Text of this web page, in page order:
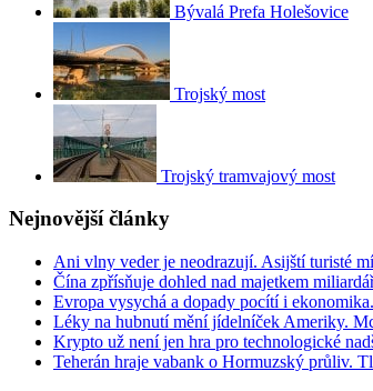
Bývalá Prefa Holešovice
Trojský most
Trojský tramvajový most
Nejnovější články
Ani vlny veder je neodrazují. Asijští turisté
Čína zpřísňuje dohled nad majetkem
Evropa vysychá a dopady pocítí i
Léky na hubnutí mění jídelníček Ameriky.
Krypto už není jen hra pro technologické
Teherán hraje vabank o Hormuzský průliv.